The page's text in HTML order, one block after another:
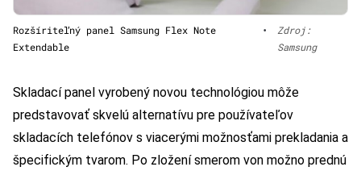
Rozšíriteľný panel Samsung Flex Note
Extendable
•
Zdroj:
Samsung
Skladací panel vyrobený novou technológiou môže
predstavovať skvelú alternatívu pre používateľov
skladacích telefónov s viacerými možnosťami prekladania a
špecifickým tvarom. Po zložení smerom von možno prednú